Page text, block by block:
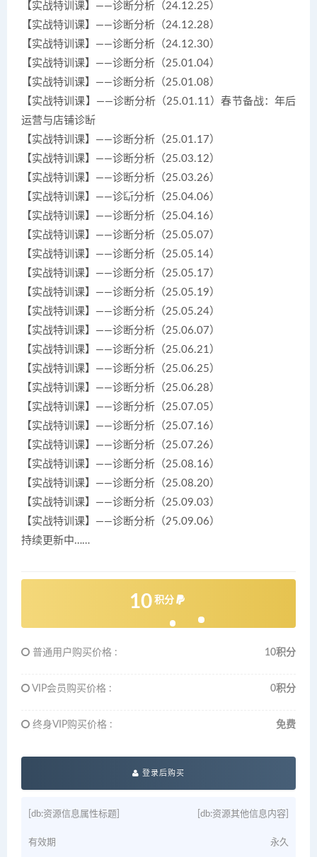
【实战特训课】——诊断分析（24.12.25）
【实战特训课】——诊断分析（24.12.28）
【实战特训课】——诊断分析（24.12.30）
【实战特训课】——诊断分析（25.01.04）
【实战特训课】——诊断分析（25.01.08）
【实战特训课】——诊断分析（25.01.11）春节备战：年后
运营与店铺诊断
【实战特训课】——诊断分析（25.01.17）
【实战特训课】——诊断分析（25.03.12）
【实战特训课】——诊断分析（25.03.26）
【实战特训课】——诊断分析（25.04.06）
【实战特训课】——诊断分析（25.04.16）
【实战特训课】——诊断分析（25.05.07）
【实战特训课】——诊断分析（25.05.14）
【实战特训课】——诊断分析（25.05.17）
【实战特训课】——诊断分析（25.05.19）
【实战特训课】——诊断分析（25.05.24）
【实战特训课】——诊断分析（25.06.07）
【实战特训课】——诊断分析（25.06.21）
【实战特训课】——诊断分析（25.06.25）
【实战特训课】——诊断分析（25.06.28）
【实战特训课】——诊断分析（25.07.05）
【实战特训课】——诊断分析（25.07.16）
【实战特训课】——诊断分析（25.07.26）
【实战特训课】——诊断分析（25.08.16）
【实战特训课】——诊断分析（25.08.20）
【实战特训课】——诊断分析（25.09.03）
【实战特训课】——诊断分析（25.09.06）
持续更新中……
10 积分
普通用户购买价格 : 10积分
VIP会员购买价格 : 0积分
终身VIP购买价格 : 免费
登录后购买
[db:资源信息属性标题] [db:资源其他信息内容]
有效期 永久